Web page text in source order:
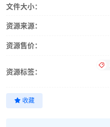
文件大小：
资源来源：
资源售价：
资源标签：
收藏